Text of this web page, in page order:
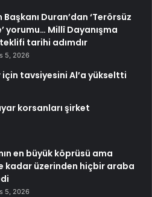
Duran’dan ‘Terörsüz
yorumu… Millî Dayanışma
tarihi adımdır
5, 2026
tavsiyesini Al’a yükseltti
korsanları şirket
en büyük köprüsü ama
kadar üzerinden hiçbir araba
5, 2026